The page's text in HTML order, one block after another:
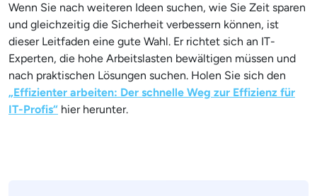
Wenn Sie nach weiteren Ideen suchen, wie Sie Zeit sparen
und gleichzeitig die Sicherheit verbessern können, ist
dieser Leitfaden eine gute Wahl. Er richtet sich an IT-
Experten, die hohe Arbeitslasten bewältigen müssen und
nach praktischen Lösungen suchen. Holen Sie sich den
„Effizienter arbeiten: Der schnelle Weg zur Effizienz für
IT-Profis“ hier herunter.